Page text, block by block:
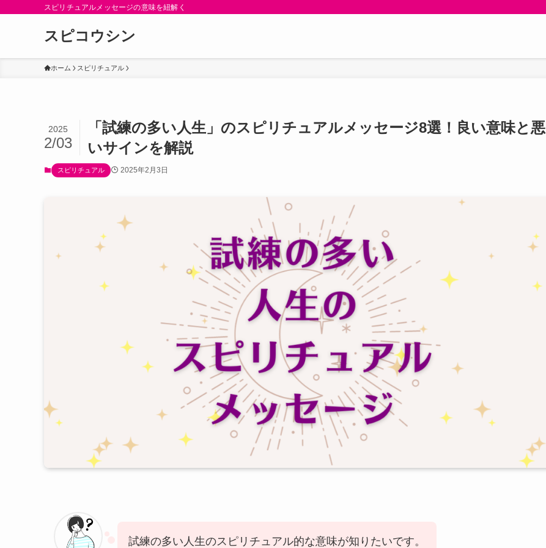
スピリチュアルメッセージの意味を紐解く
スピコウシン
ホーム スピリチュアル
「試練の多い人生」のスピリチュアルメッセージ8選！良い意味と悪
いサインを解説
2025
2/03
スピリチュアル 2025年2月3日
試練の多い人生のスピリチュアル的な意味が知りたいです。